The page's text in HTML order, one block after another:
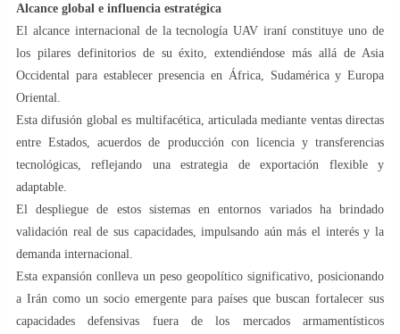
Alcance global e influencia estratégica
El alcance internacional de la tecnología UAV iraní constituye uno de
los pilares definitorios de su éxito, extendiéndose más allá de Asia
Occidental para establecer presencia en África, Sudamérica y Europa
Oriental.
Esta difusión global es multifacética, articulada mediante ventas directas
entre Estados, acuerdos de producción con licencia y transferencias
tecnológicas, reflejando una estrategia de exportación flexible y
adaptable.
El despliegue de estos sistemas en entornos variados ha brindado
validación real de sus capacidades, impulsando aún más el interés y la
demanda internacional.
Esta expansión conlleva un peso geopolítico significativo, posicionando
a Irán como un socio emergente para países que buscan fortalecer sus
capacidades defensivas fuera de los mercados armamentísticos